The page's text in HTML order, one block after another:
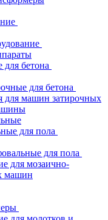
бетона
для бетона
для машин затирочных
для пола
для пола
для мозаично-
машин